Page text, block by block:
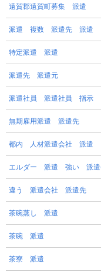
遠賀郡遠賀町募集 派遣
派遣 複数 派遣先 派遣
特定派遣 派遣
派遣先 派遣元
派遣社員 派遣社員 指示
無期雇用派遣 派遣先
都内 人材派遣会社 派遣
エルダー 派遣 強い 派遣
違う 派遣会社 派遣先
茶碗蒸し 派遣
茶碗 派遣
茶寮 派遣